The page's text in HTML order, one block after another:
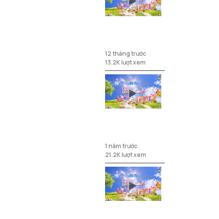
trọn vẹn
12 tháng trước
13.2K lượt xem
1 năm trước
21.2K lượt xem